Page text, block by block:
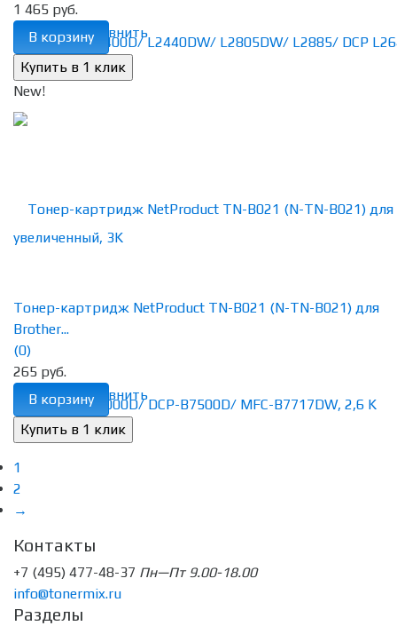
избранное сравнить
1 465 руб.
В корзину
New!
избранное сравнить
Тонер-картридж NetProduct TN-B021 (N-TN-B021) для
Brother...
(0)
265 руб.
В корзину
1
2
→
Контакты
+7 (495) 477-48-37 Пн—Пт 9.00-18.00
info@tonermix.ru
Разделы